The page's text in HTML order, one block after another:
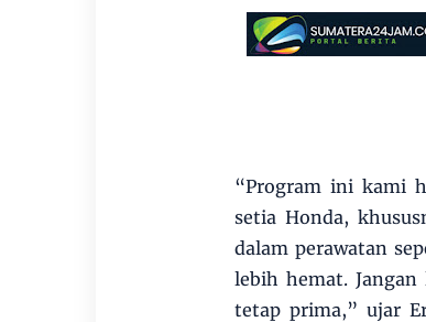
“Program ini kami
setia Honda,
dalam perawatan
lebih hemat.
tetap prima,” ujar